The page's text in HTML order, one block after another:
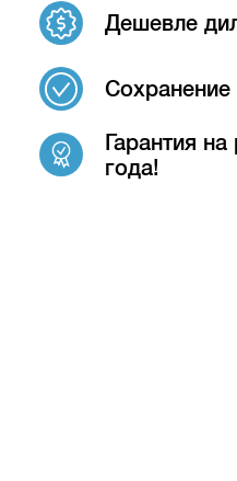
Дешевле
Сохранение
Гарантия
года!